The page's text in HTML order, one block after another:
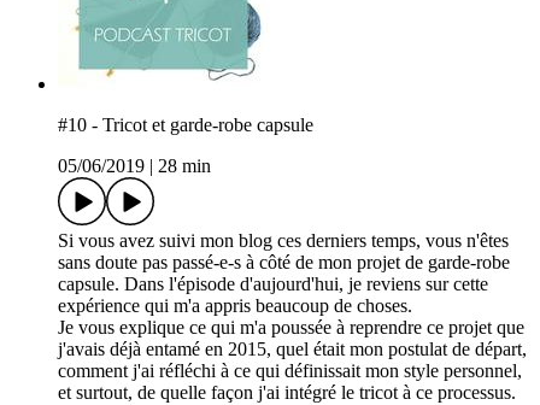
#10 - Tricot et garde-robe capsule
05/06/2019
28 min
Si vous avez suivi mon blog ces derniers temps, vous n'êtes
sans doute pas passé-e-s à côté de mon projet de garde-robe
capsule. Dans l'épisode d'aujourd'hui, je reviens sur cette
expérience qui m'a appris beaucoup de choses.
Je vous explique ce qui m'a poussée à reprendre ce projet que
j'avais déjà entamé en 2015, quel était mon postulat de départ,
comment j'ai réfléchi à ce qui définissait mon style personnel,
et surtout, de quelle façon j'ai intégré le tricot à ce processus.